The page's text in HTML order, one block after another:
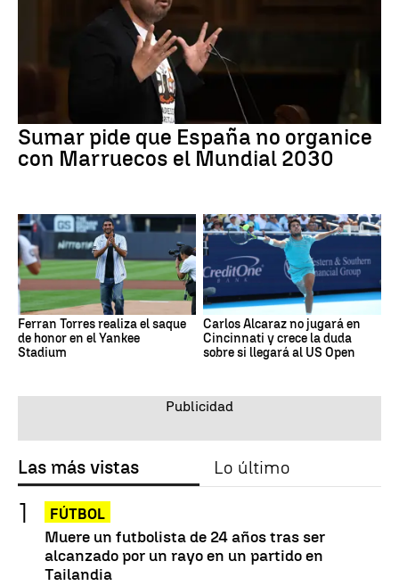
Sumar pide que España no organice
con Marruecos el Mundial 2030
Ferran Torres realiza el saque
de honor en el Yankee
Stadium
Carlos Alcaraz no jugará en
Cincinnati y crece la duda
sobre si llegará al US Open
Las más vistas Lo último
FÚTBOL
Muere un futbolista de 24 años tras ser
alcanzado por un rayo en un partido en
Tailandia